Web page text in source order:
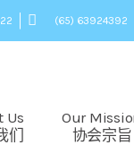
(65) 63924392
Us
们
Our
协会宗旨